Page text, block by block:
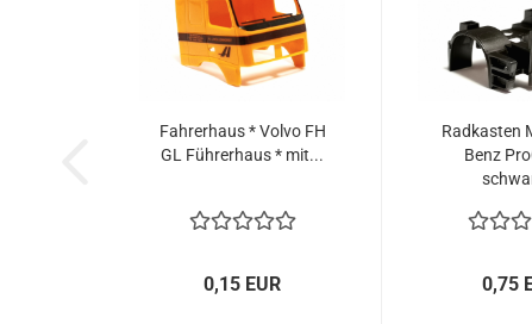
Fahrerhaus * Volvo FH
GL Führerhaus * mit...
0,15 EUR
Radkasten
Benz
0,75